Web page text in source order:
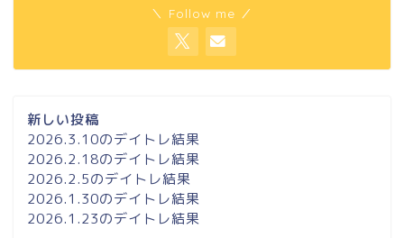
＼ Follow me ／
新しい投稿
2026.3.10のデイトレ結果
2026.2.18のデイトレ結果
2026.2.5のデイトレ結果
2026.1.30のデイトレ結果
2026.1.23のデイトレ結果